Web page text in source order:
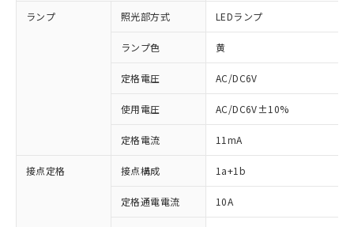
ランプ 照光部方式 LEDランプ
ランプ色 黄
定格電圧 AC/DC6V
使用電圧 AC/DC6V±10%
定格電流 11mA
接点定格 接点構成 1a+1b
定格通電電流 10A
ご利用条件
以下の条件をお読みいただき、同意のうえ
非含有に対応した製品が提供可能な商品で
対応予定：EU RoHS指令（10物質）の非含
有に対応した製品に切り替える予定のある
対応予定なし：EU RoHS指令（10物質）の
非含有に非対応の商品で、対応品を出す予